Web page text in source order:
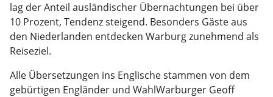
lag der Anteil ausländischer Übernachtungen bei über
10 Prozent, Tendenz steigend. Besonders Gäste aus
den Niederlanden entdecken Warburg zunehmend als
Reiseziel.
Alle Übersetzungen ins Englische stammen von dem
gebürtigen Engländer und WahlWarburger Geoff